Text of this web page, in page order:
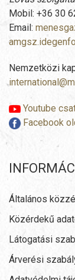
Mobil: +36 30
Email:
Nemzetközi
Youtube
Facebook
Általános
Közérdekű
Látogatási
Árverési